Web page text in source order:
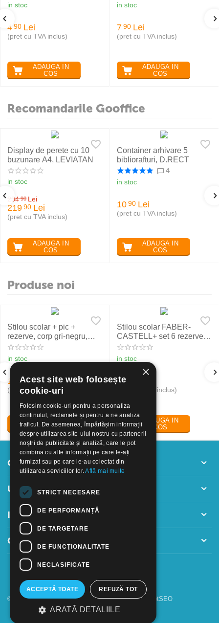
in stoc
4 90 Lei
(pret cu TVA inclus)
ADAUGA IN
COS
in stoc
7 90 Lei
(pret cu TVA inclus)
ADAUGA IN
COS
Recomandarile Gooffice
Display de perete cu 10
buzunare A4, LEVIATAN
in stoc
234 90 Lei
219 90 Lei
(pret cu TVA inclus)
ADAUGA IN
COS
Container arhivare 5
bibliorafturi, D.RECT
4
in stoc
10 90 Lei
(pret cu TVA inclus)
ADAUGA IN
COS
Produse noi
Stilou scolar + pic +
rezerve, corp gri-negru,
NXT Eberhard Faber
in stoc
19 30 Lei
(pret cu TVA inclus)
ADAUGA IN
COS
Stilou scolar FABER-
CASTELL+ set 6 rezerve,
rosu
in stoc
24
(pret cu TVA inclus)
ADAUGA IN
COS
Contul meu
Utile
Informatii
Contact
© 2018 - 2026 GOOFFICE. Realizat si configurat netSEO
×
Acest site web folosește
cookie-uri
Folosim cookie-uri pentru a personaliza
conținutul, reclamele și pentru a ne analiza
traficul. De asemenea, împărtășim informații
despre utilizarea site-ului nostru cu partenerii
noștri de publicitate și analiză, care le pot
combina cu alte informații pe care le-ați
furnizat sau pe care le-au colectat din
utilizarea serviciilor lor.Află mai multe
STRICT NECESARE
DE PERFORMANȚĂ
DE TARGETARE
DE FUNCŢIONALITATE
NECLASIFICATE
ACCEPTĂ TOATE REFUZĂ TOT
ARATĂ DETALIILE